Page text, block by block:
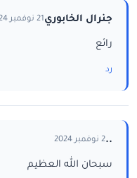
جنرال الخابوري21 نوفمبر 2024
رائع
رد
..2 نوفمبر 2024
سبحان الله العظيم